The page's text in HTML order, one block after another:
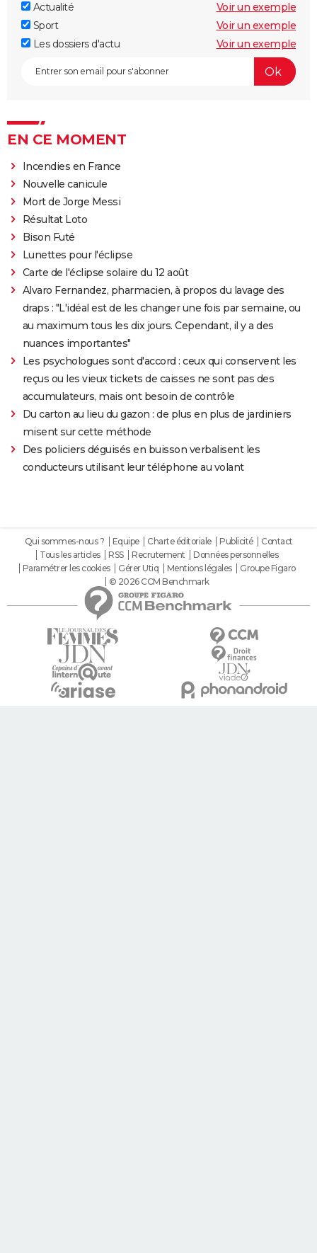
Actualité
Voir un exemple
Sport
Voir un exemple
Les dossiers d'actu
Voir un exemple
EN CE MOMENT
Incendies en France
Nouvelle canicule
Mort de Jorge Messi
Résultat Loto
Bison Futé
Lunettes pour l'éclipse
Carte de l'éclipse solaire du 12 août
Alvaro Fernandez, pharmacien, à propos du lavage des
draps : "L'idéal est de les changer une fois par semaine, ou
au maximum tous les dix jours. Cependant, il y a des
nuances importantes"
Les psychologues sont d'accord : ceux qui conservent les
reçus ou les vieux tickets de caisses ne sont pas des
accumulateurs, mais ont besoin de contrôle
Du carton au lieu du gazon : de plus en plus de jardiniers
misent sur cette méthode
Des policiers déguisés en buisson verbalisent les
conducteurs utilisant leur téléphone au volant
Qui sommes-nous ? Equipe Charte éditoriale Publicité
Contact
Tous les articles
RSS Recrutement
Données personnelles
Paramétrer les cookies
Gérer Utiq Mentions légales
Groupe Figaro
© 2026 CCM Benchmark